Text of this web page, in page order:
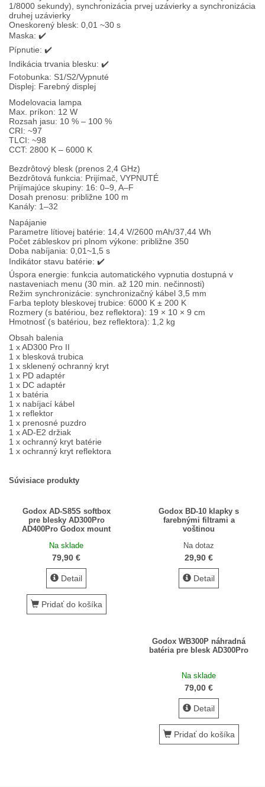
1/8000 sekundy), synchronizácia prvej uzávierky a synchronizácia
druhej uzávierky
Oneskorený blesk: 0,01 ~30 s
Maska: ✔️
Pípnutie: ✔️
Indikácia trvania blesku: ✔️
Fotobunka: S1/S2/Vypnuté
Displej: Farebný displej
Modelovacia lampa
Max. príkon: 12 W
Rozsah jasu: 10 % – 100 %
CRI: ~97
TLCI: ~98
CCT: 2800 K – 6000 K
Bezdrôtový blesk (prenos 2,4 GHz)
Bezdrôtová funkcia: Prijímač, VYPNUTÉ
Prijímajúce skupiny: 16: 0–9, A–F
Dosah prenosu: približne 100 m
Kanály: 1–32
Napájanie
Parametre lítiovej batérie: 14,4 V/2600 mAh/37,44 Wh
Počet zábleskov pri plnom výkone: približne 350
Doba nabíjania: 0,01~1,5 s
Indikátor stavu batérie: ✔️
Úspora energie: funkcia automatického vypnutia dostupná v
nastaveniach menu (30 min. až 120 min. nečinnosti)
Režim synchronizácie: synchronizačný kábel 3,5 mm
Farba teploty bleskovej trubice: 6000 K ± 200 K
Rozmery (s batériou, bez reflektora): 19 × 10 × 9 cm
Hmotnosť (s batériou, bez reflektora): 1,2 kg
Obsah balenia
1 x AD300 Pro II
1 x blesková trubica
1 x sklenený ochranný kryt
1 x PD adaptér
1 x DC adaptér
1 x batéria
1 x nabíjací kábel
1 x reflektor
1 x prenosné puzdro
1 x AD-E2 držiak
1 x ochranný kryt batérie
1 x ochranný kryt reflektora
Súvisiace produkty
Godox AD-S85S softbox
pre blesky AD300Pro
AD400Pro Godox mount
Na sklade
79,90 €
Detail
Pridať do košíka
Godox BD-10 klapky s
farebnými filtrami a
voštinou
Na dotaz
29,90 €
Detail
Godox WB300P náhradná
batéria pre blesk AD300Pro
Na sklade
79,00 €
Detail
Pridať do košíka